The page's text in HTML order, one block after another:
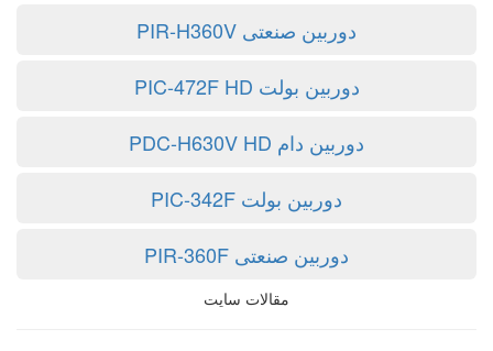
دوربین صنعتی PIR-H360V
دوربین بولت PIC-472F HD
دوربین دام PDC-H630V HD
دوربین بولت PIC-342F
دوربین صنعتی PIR-360F
مقالات سایت